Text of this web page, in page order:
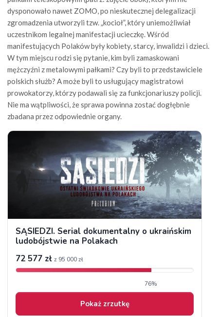
dysponowało nawet ZOMO, po nieskutecznej delegalizacji
zgromadzenia utworzyli tzw. „kocioł”, który uniemożliwiał
uczestnikom legalnej manifestacji ucieczkę. Wśród
manifestujących Polaków były kobiety, starcy, inwalidzi i dzieci.
W tym miejscu rodzi się pytanie, kim byli zamaskowani
mężczyźni z metalowymi pałkami? Czy byli to przedstawiciele
polskich służb? A może byli to usługujący magistratowi
prowokatorzy, którzy podawali się za funkcjonariuszy policji.
Nie ma wątpliwości, że sprawa powinna zostać dogłębnie
zbadana przez odpowiednie organy.